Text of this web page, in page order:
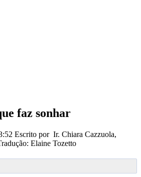
faz sonhar
Escrito por Ir. Chiara Cazzuola,
Elaine Tozetto